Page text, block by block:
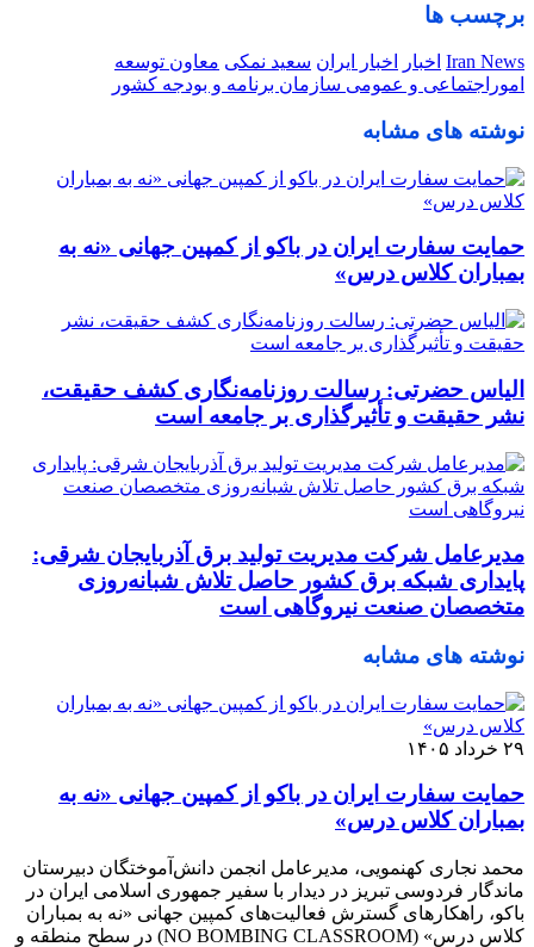
برچسب ها
Iran News اخبار اخبار ایران سعید نمکی معاون توسعه
اموراجتماعی و عمومی سازمان برنامه و بودجه کشور
نوشته های مشابه
حمایت سفارت ایران در باکو از کمپین جهانی «نه به
بمباران کلاس درس»
الیاس حضرتی: رسالت روزنامه‌نگاری کشف حقیقت،
نشر حقیقت و تأثیرگذاری بر جامعه است
مدیرعامل شرکت مدیریت تولید برق آذربایجان شرقی:
پایداری شبکه برق کشور حاصل تلاش شبانه‌روزی
متخصصان صنعت نیروگاهی است
نوشته های مشابه
۲۹ خرداد ۱۴۰۵
حمایت سفارت ایران در باکو از کمپین جهانی «نه به
بمباران کلاس درس»
محمد نجاری کهنمویی، مدیرعامل انجمن دانش‌آموختگان دبیرستان
ماندگار فردوسی تبریز در دیدار با سفیر جمهوری اسلامی ایران در
باکو، راهکارهای گسترش فعالیت‌های کمپین جهانی «نه به بمباران
کلاس درس» (NO BOMBING CLASSROOM) در سطح منطقه و